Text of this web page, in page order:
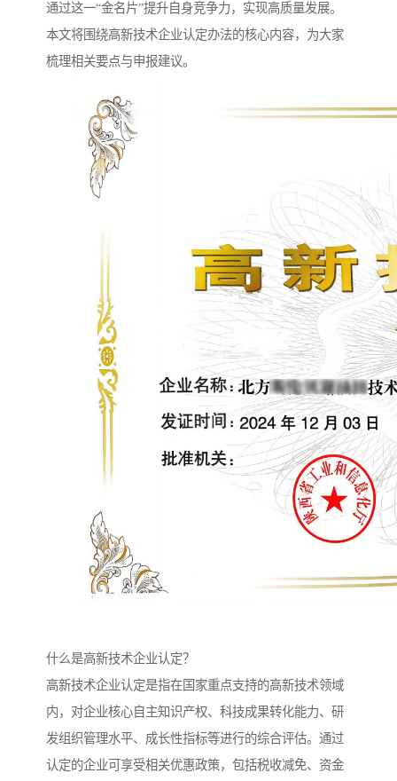
通过这一“金名片”提升自身竞争力，实现高质量发展。
本文将围绕高新技术企业认定办法的核心内容，为大家
梳理相关要点与申报建议。
什么是高新技术企业认定？
高新技术企业认定是指在国家重点支持的高新技术领域
内，对企业核心自主知识产权、科技成果转化能力、研
发组织管理水平、成长性指标等进行的综合评估。通过
认定的企业可享受相关优惠政策，包括税收减免、资金